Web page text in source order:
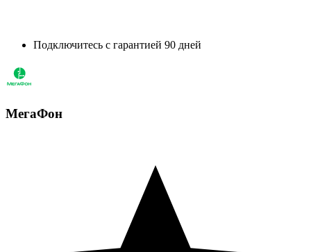
Подключитесь с гарантией 90 дней
МегаФон